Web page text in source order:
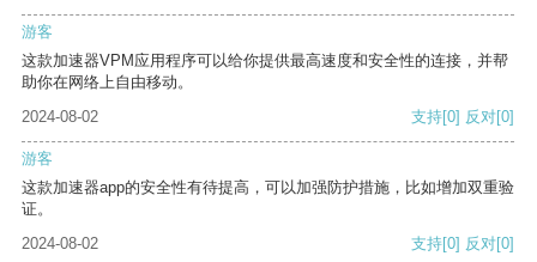
游客
这款加速器VPM应用程序可以给你提供最高速度和安全性的连接，并帮
助你在网络上自由移动。
2024-08-02
支持[0] 反对[0]
游客
这款加速器app的安全性有待提高，可以加强防护措施，比如增加双重验
证。
2024-08-02
支持[0] 反对[0]